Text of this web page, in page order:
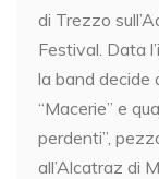
di Trezzo
Festival. Data
la band decide
“Macerie” e
perdenti”,
all’Alcatraz di